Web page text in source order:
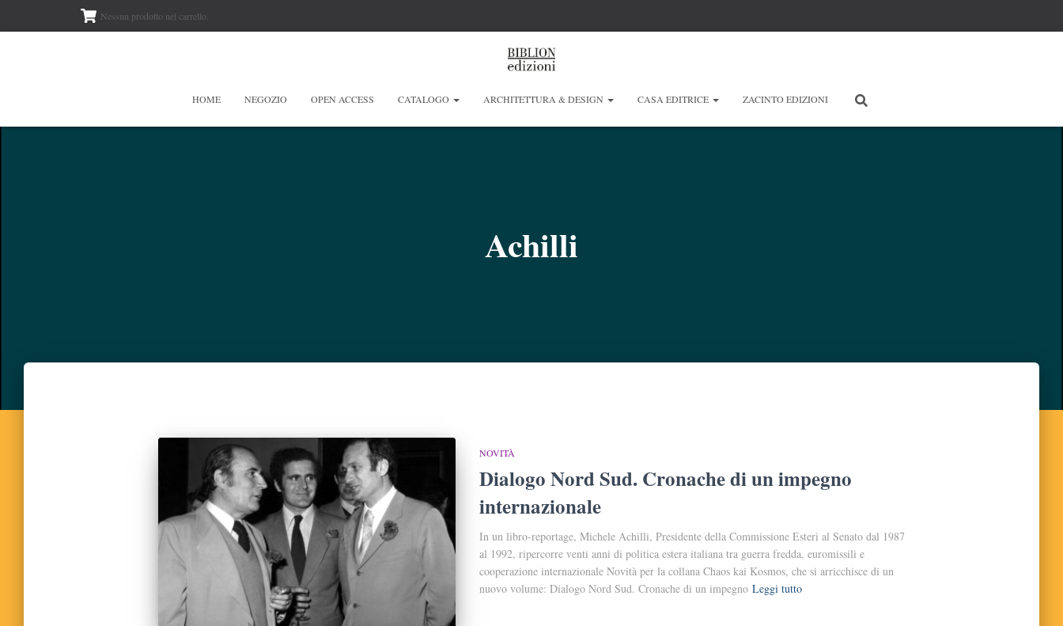
Nessun prodotto nel carrello.
HOME NEGOZIO OPEN ACCESS CATALOGO ARCHITETTURA & DESIGN CASA EDITRICE ZACINTO EDIZIONI
Achilli
NOVITÀ
Dialogo Nord Sud. Cronache di un impegno
internazionale
In un libro-reportage, Michele Achilli, Presidente della Commissione Esteri al Senato dal 1987
al 1992, ripercorre venti anni di politica estera italiana tra guerra fredda, euromissili e
cooperazione internazionale Novità per la collana Chaos kai Kosmos, che si arricchisce di un
nuovo volume: Dialogo Nord Sud. Cronache di un impegno Leggi tutto